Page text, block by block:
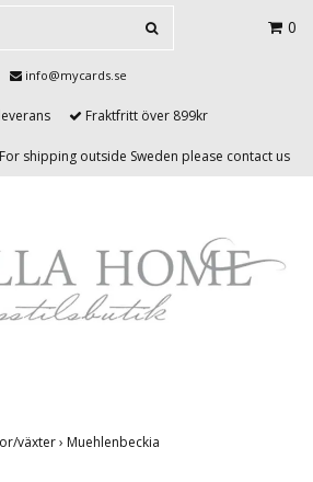
0
info@mycards.se
Fraktfritt över 899kr
shipping outside Sweden please contact us
växter› Muehlenbeckia